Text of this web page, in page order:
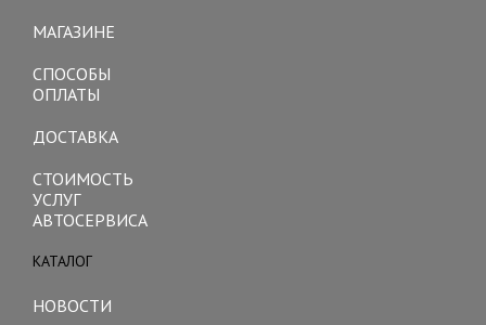
МАГАЗИНЕ
СПОСОБЫ
ОПЛАТЫ
ДОСТАВКА
СТОИМОСТЬ
УСЛУГ
АВТОСЕРВИСА
КАТАЛОГ
НОВОСТИ